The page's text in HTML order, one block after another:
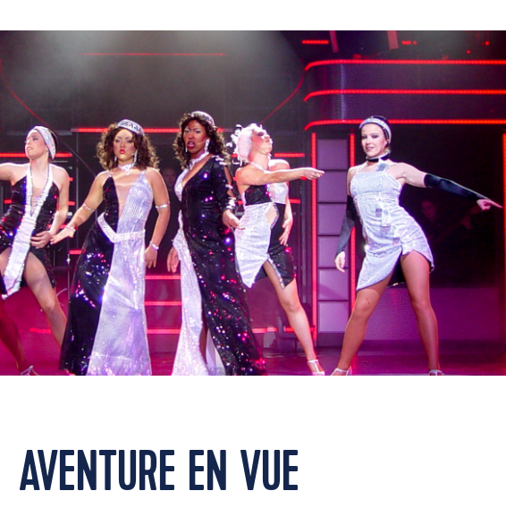
AVENTURE EN VUE